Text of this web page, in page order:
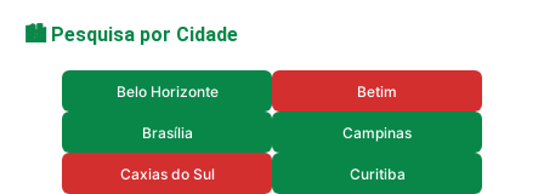
🏙️ Pesquisa por Cidade
Belo Horizonte Betim
Brasília Campinas
Caxias do Sul Curitiba